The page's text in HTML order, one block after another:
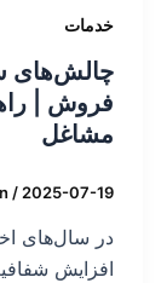
خدمات
چالش‌های
فروش |
مشاغل
/ 2025-07-19
در سال‌های
افزایش